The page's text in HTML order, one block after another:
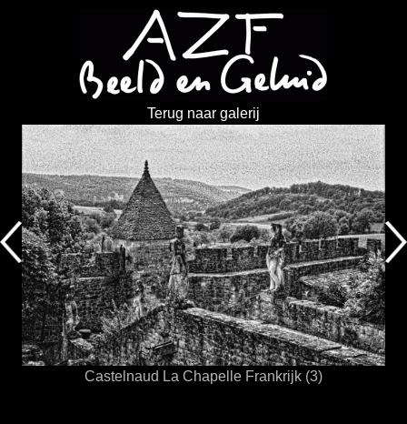
Terug naar galerij
Castelnaud La Chapelle Frankrijk (3)